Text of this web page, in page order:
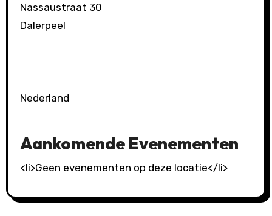
Nassaustraat 30
Dalerpeel
Nederland
Aankomende Evenementen
<li>Geen evenementen op deze locatie</li>